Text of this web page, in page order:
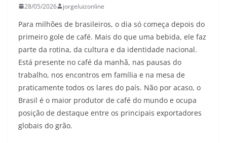
28/05/2026 jorgeluizonline
Para milhões de brasileiros, o dia só começa depois do
primeiro gole de café. Mais do que uma bebida, ele faz
parte da rotina, da cultura e da identidade nacional.
Está presente no café da manhã, nas pausas do
trabalho, nos encontros em família e na mesa de
praticamente todos os lares do país. Não por acaso, o
Brasil é o maior produtor de café do mundo e ocupa
posição de destaque entre os principais exportadores
globais do grão.